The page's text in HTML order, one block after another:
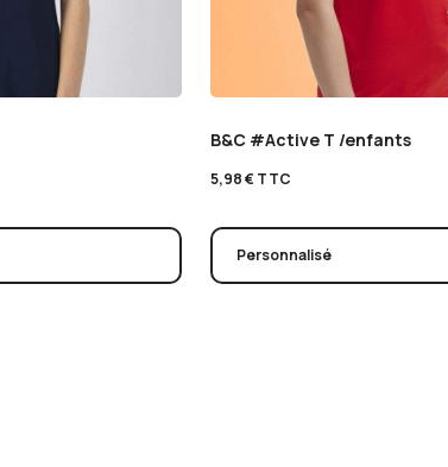
B&C #Active T /enfants
5,98€TTC
Personnalisé